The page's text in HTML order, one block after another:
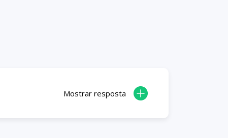
Mostrar resposta